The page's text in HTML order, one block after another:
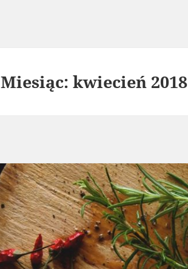
Miesiąc:kwiecień 2018